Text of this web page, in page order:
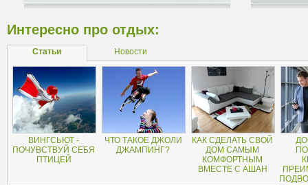
Интересно про отдых:
Статьи Новости
ВИНГСЬЮТ -
ПОЧУВСТВУЙ СЕБЯ
ПТИЦЕЙ
ЧТО ТАКОЕ ДЖОЛИ
ДЖАМПИНГ?
КАК СДЕЛАТЬ СВОЙ
ДОМ САМЫМ
КОМФОРТНЫМ
ВМЕСТЕ С АШАН